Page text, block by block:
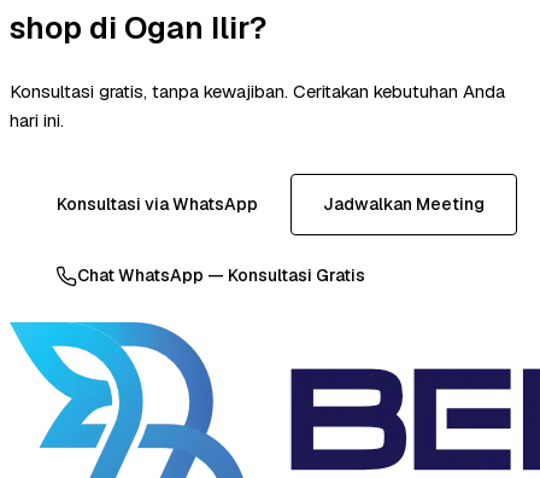
shop di Ogan Ilir?
Konsultasi gratis, tanpa kewajiban. Ceritakan kebutuhan Anda
hari ini.
Konsultasi via WhatsApp Jadwalkan Meeting
Chat WhatsApp — Konsultasi Gratis